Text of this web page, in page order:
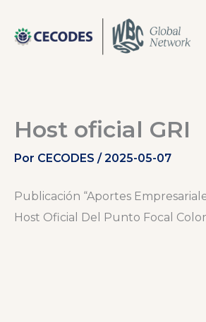
contenido
Host oficial GRI
Por CECODES /2025-05-07
Publicación “Aportes
Host Oficial Del Punto Focal